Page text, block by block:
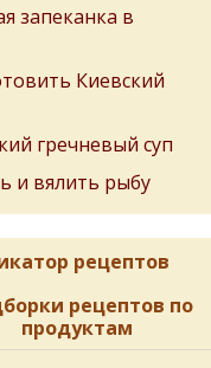
запеканка в
Киевский
гречневый суп
и вялить рыбу
рецептов
рецептов по
продуктам